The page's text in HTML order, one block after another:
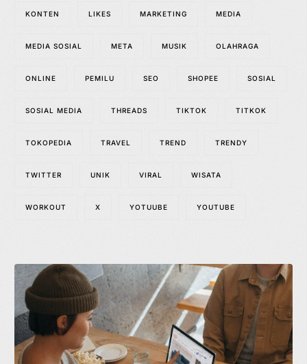
KONTEN LIKES MARKETING MEDIA
MEDIA SOSIAL META MUSIK OLAHRAGA
ONLINE PEMILU SEO SHOPEE SOSIAL
SOSIAL MEDIA THREADS TIKTOK TITKOK
TOKOPEDIA TRAVEL TREND TRENDY
TWITTER UNIK VIRAL WISATA
WORKOUT X YOTUUBE YOUTUBE